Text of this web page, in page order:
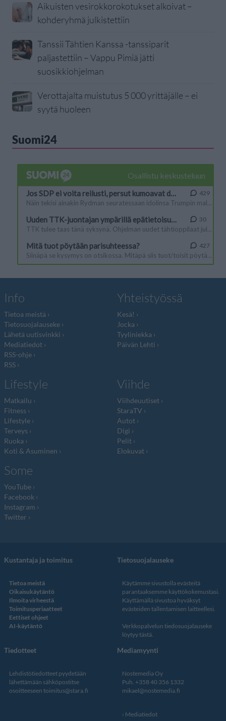
Aikuisten vesirokkorokotukset alkoivat –
kohderyhmä julkistettiin
Tanssii Tähtien Kanssa -tanssiparit
paljastettiin – Vappu Pimiä jätti
suosikkiohjelman
Verottajalta muistutus 5 000 yrittäjälle – ei
syytä huoleen
Suomi24
Info
Tietoa meistä
Tietosuojalauseke
Lähetä uutisvinkki
Mediatiedot
RSS-ohje
RSS
Yhteistyössä
Kesä!
Jocka
Tyyliniekka
Päivän Lehti
Lifestyle
Matkailu
Fitness
Lifestyle
Terveys
Ruoka
Koti & Asuminen
Viihde
Viihdeuutiset
StaraTV
Autot
Digi
Pelit
Elokuvat
Some
YouTube
Facebook
Instagram
Twitter
Kustantaja ja toimitus
Tietoa meistä
Oikaisukäytäntö
Ilmoita virheestä
Toimitusperiaatteet
Eettiset ohjeet
AI-käytäntö
Tietosuojalauseke
Käytämme sivustolla evästeitä
parantaaksemme käyttökokemustasi.
Käyttämällä sivustoa hyväksyt
evästeiden tallentamisen laitteellesi.
Verkkopalvelun tiedosuojalauseke
löytyy tästä.
Tiedotteet
Lehdistötiedotteet pyydetään
lähettämään sähköpostitse
osoitteeseen toimitus@stara.fi
Mediamyynti
Nostemedia Oy
Puh. +358 40 356 1332
mikael@nostemedia.fi
Mediatiedot